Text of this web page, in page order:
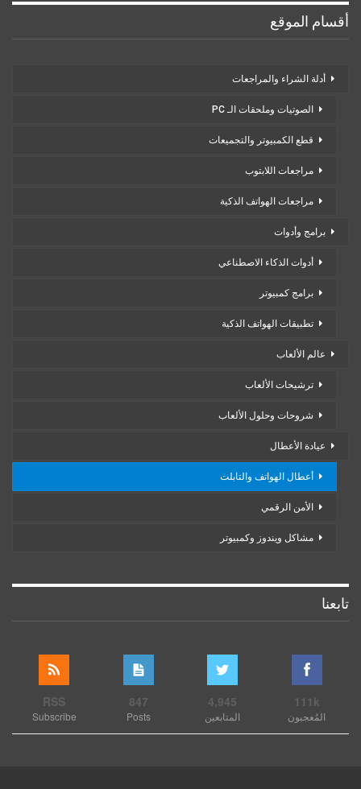
أقسام الموقع
أدلة الشراء والمراجعات
الصوتيات وملحقات الـ PC
قطع الكمبيوتر والتجميعات
مراجعات اللابتوب
مراجعات الهواتف الذكية
برامج وأدوات
أدوات الذكاء الاصطناعي
برامج كمبيوتر
تطبيقات الهواتف الذكية
عالم الألعاب
ترشيحات الألعاب
شروحات وحلول الألعاب
عيادة الأعطال
أعطال الهواتف والتابلت
الأمن الرقمي
مشاكل ويندوز وكمبيوتر
تابعنا
111k
المُعجبون
4,945
المتابعين
847
Posts
RSS
Subscribe